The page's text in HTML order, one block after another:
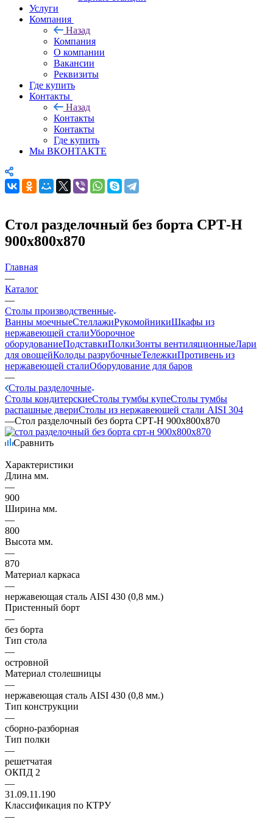
Услуги
Компания
Назад
Компания
О компании
Вакансии
Реквизиты
Где купить
Контакты
Назад
Контакты
Контакты
Где купить
Мы ВКОНТАКТЕ
Стол разделочный без борта СРТ-Н
900х800х870
Главная
—
Каталог
—
Столы производственные
Ванны моечныеСтеллажиРукомойникиШкафы из
нержавеющей сталиУборочное
оборудованиеПодставкиПолкиЗонты вентиляционныеЛари
для овощейКолоды разрубочныеТележкиПротивень из
нержавеющей сталиОборудование для баров
—
Столы разделочные
Столы кондитерскиеСтолы тумбы купеСтолы тумбы
распашные двериСтолы из нержавеющей стали AISI 304
—Стол разделочный без борта СРТ-Н 900х800х870
Сравнить
Характеристики
Длина мм.
—
900
Ширина мм.
—
800
Высота мм.
—
870
Материал каркаса
—
нержавеющая сталь AISI 430 (0,8 мм.)
Пристенный борт
—
без борта
Тип стола
—
островной
Материал столешницы
—
нержавеющая сталь AISI 430 (0,8 мм.)
Тип конструкции
—
сборно-разборная
Тип полки
—
решетчатая
ОКПД 2
—
31.09.11.190
Классификация по КТРУ
—